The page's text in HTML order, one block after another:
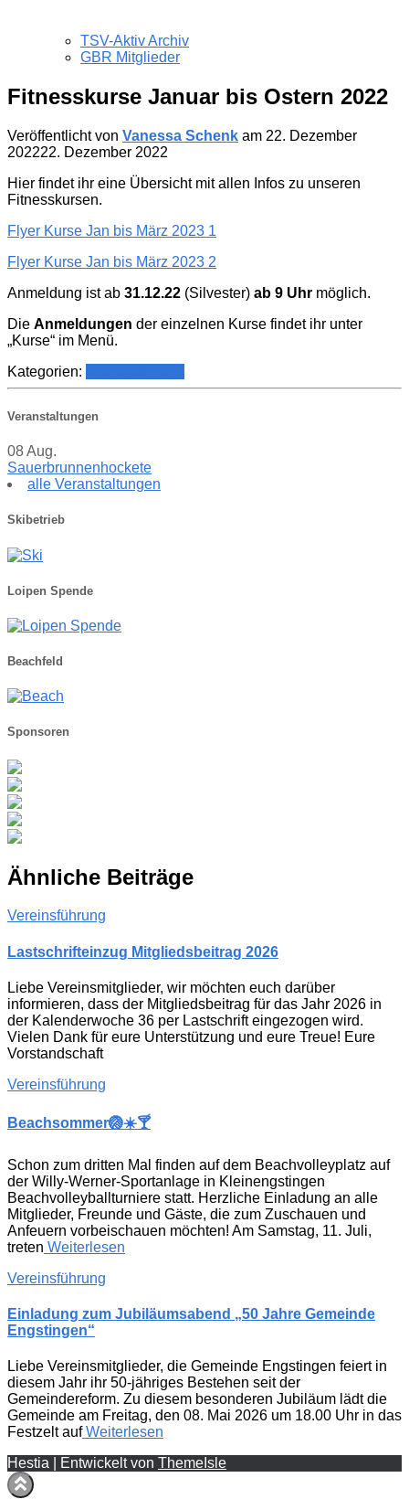
TSV-Aktiv Archiv
GBR Mitglieder
Fitnesskurse Januar bis Ostern 2022
Veröffentlicht von Vanessa Schenk am 22. Dezember
202222. Dezember 2022
Hier findet ihr eine Übersicht mit allen Infos zu unseren
Fitnesskursen.
Flyer Kurse Jan bis März 2023 1
Flyer Kurse Jan bis März 2023 2
Anmeldung ist ab 31.12.22 (Silvester) ab 9 Uhr möglich.
Die Anmeldungen der einzelnen Kurse findet ihr unter
„Kurse“ im Menü.
Kategorien:
Veranstaltungen
08Aug.
Sauerbrunnenhockete
alle Veranstaltungen
Skibetrieb
Loipen Spende
Beachfeld
Sponsoren
Ähnliche Beiträge
Vereinsführung
Lastschrifteinzug Mitgliedsbeitrag 2026
Liebe Vereinsmitglieder, wir möchten euch darüber
informieren, dass der Mitgliedsbeitrag für das Jahr 2026 in
der Kalenderwoche 36 per Lastschrift eingezogen wird.
Vielen Dank für eure Unterstützung und eure Treue! Eure
Vorstandschaft
Vereinsführung
Beachsommer🏐☀️🍸
Schon zum dritten Mal finden auf dem Beachvolleyplatz auf
der Willy-Werner-Sportanlage in Kleinengstingen
Beachvolleyballturniere statt. Herzliche Einladung an alle
Mitglieder, Freunde und Gäste, die zum Zuschauen und
Anfeuern vorbeischauen möchten! Am Samstag, 11. Juli,
treten Weiterlesen
Vereinsführung
Einladung zum Jubiläumsabend „50 Jahre Gemeinde
Engstingen“
Liebe Vereinsmitglieder, die Gemeinde Engstingen feiert in
diesem Jahr ihr 50-jähriges Bestehen seit der
Gemeindereform. Zu diesem besonderen Jubiläum lädt die
Gemeinde am Freitag, den 08. Mai 2026 um 18.00 Uhr in das
Festzelt aufWeiterlesen
Hestia | Entwickelt von ThemeIsle